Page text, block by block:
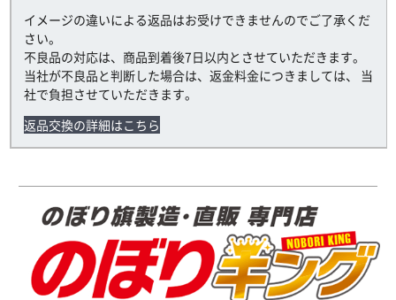
イメージの違いによる返品はお受けできませんのでご了承くだ
さい。
不良品の対応は、商品到着後7日以内とさせていただきます。
当社が不良品と判断した場合は、返金料金につきましては、 当
社で負担させていただきます。
返品交換の詳細はこちら